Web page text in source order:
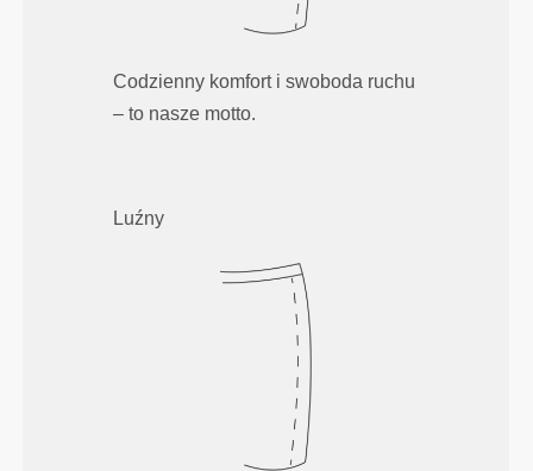
Codzienny komfort i swoboda ruchu
– to nasze motto.
Luźny